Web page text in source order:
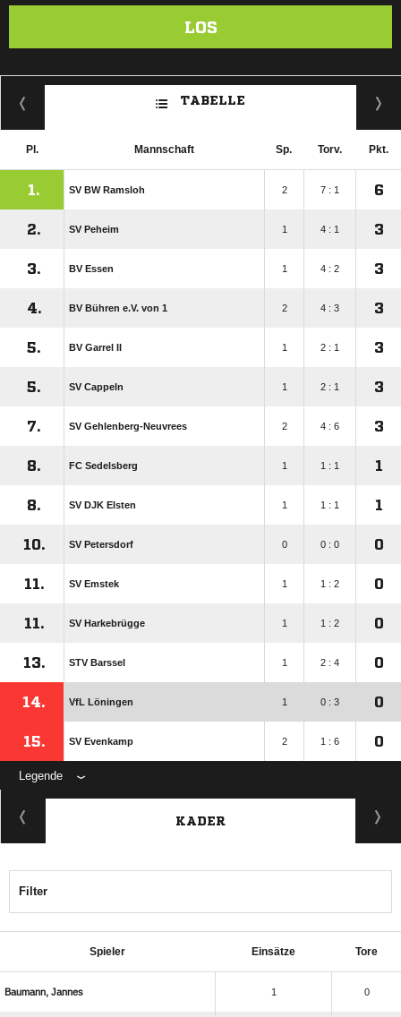
LOS
TABELLE
Pl. Mannschaft Sp. Torv. Pkt.
1. SV BW Ramsloh 2 7 : 1 6
2. SV Peheim 1 4 : 1 3
3. BV Essen 1 4 : 2 3
4. BV Bühren e.V. von 1 2 4 : 3 3
5. BV Garrel II 1 2 : 1 3
5. SV Cappeln 1 2 : 1 3
7. SV Gehlenberg-Neuvrees 2 4 : 6 3
8. FC Sedelsberg 1 1 : 1 1
8. SV DJK Elsten 1 1 : 1 1
10. SV Petersdorf 0 0 : 0 0
11. SV Emstek 1 1 : 2 0
11. SV Harkebrügge 1 1 : 2 0
13. STV Barssel 1 2 : 4 0
14. VfL Löningen 1 0 : 3 0
15. SV Evenkamp 2 1 : 6 0
Legende
KADER
Filter
Spieler Einsätze Tore
  1 0